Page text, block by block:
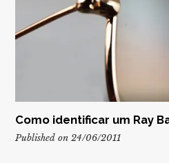
Como identificar um Ray
Published on 24/06/2011